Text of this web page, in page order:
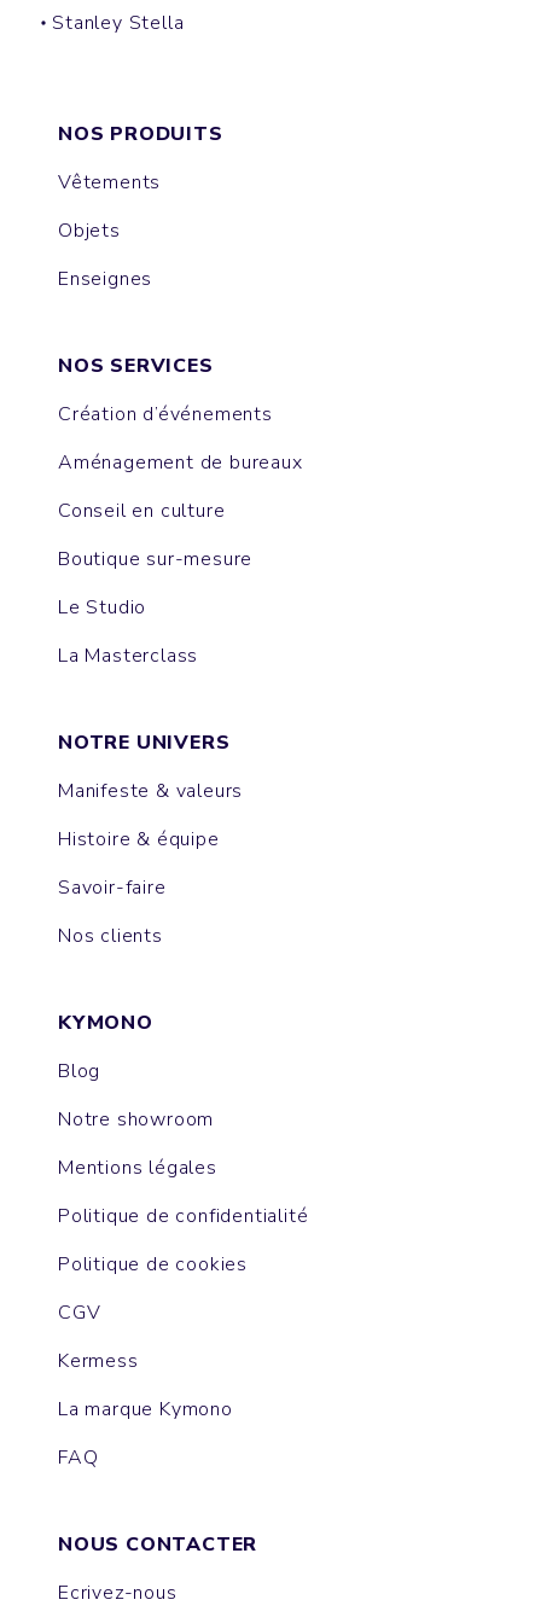
Stanley Stella
LINER
COACHER
TREKKER
BROOKER
ACTOR
SPEEDER
COMMUTER
NOS PRODUITS
Vêtements
Objets
Enseignes
NOS SERVICES
Création d’événements
Aménagement de bureaux
Conseil en culture
Boutique sur-mesure
Le Studio
La Masterclass
NOTRE UNIVERS
Manifeste & valeurs
Histoire & équipe
Savoir-faire
Nos clients
KYMONO
Blog
Notre showroom
Mentions légales
Politique de confidentialité
Politique de cookies
CGV
Kermess
La marque Kymono
FAQ
NOUS CONTACTER
Ecrivez-nous